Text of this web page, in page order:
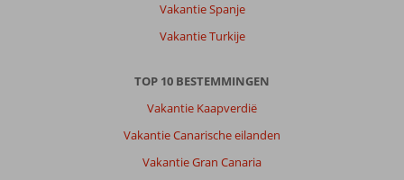
Vakantie Spanje
Vakantie Turkije
TOP 10 BESTEMMINGEN
Vakantie Kaapverdië
Vakantie Canarische eilanden
Vakantie Gran Canaria